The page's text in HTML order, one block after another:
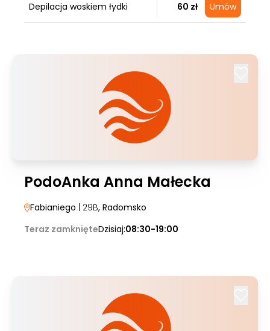
Depilacja woskiem łydki 60 zł Umów
PodoAnka Anna Małecka
Fabianiego | 29B, Radomsko
Teraz zamknięteDzisiaj:08:30-19:00